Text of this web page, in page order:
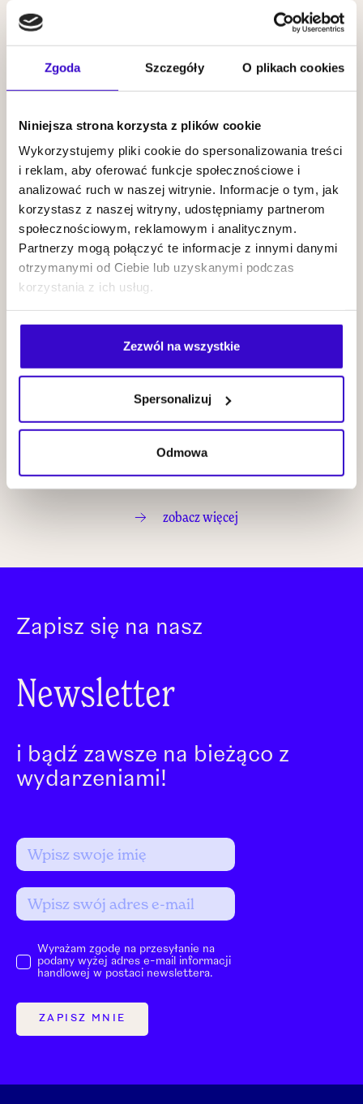
Zgoda Szczegóły O plikach cookies
Niniejsza strona korzysta z plików cookie
Wykorzystujemy pliki cookie do spersonalizowania treści
i reklam, aby oferować funkcje społecznościowe i
analizować ruch w naszej witrynie. Informacje o tym, jak
korzystasz z naszej witryny, udostępniamy partnerom
społecznościowym, reklamowym i analitycznym.
Partnerzy mogą połączyć te informacje z innymi danymi
otrzymanymi od Ciebie lub uzyskanymi podczas
korzystania z ich usług.
Zezwól na wszystkie
Spersonalizuj
Odmowa
20.09
Wiesław
Prządka Three
Cities Project
KUP BILET
25.09
20:00
NOWI MISTRZOWIE
SUFERI &
Heliodoro
KUP BILET
zobacz więcej
Zapisz się na nasz
Newsletter
i bądź zawsze na bieżąco z
wydarzeniami!
Wyrażam zgodę na przesyłanie na
podany wyżej adres e-mail informacji
handlowej w postaci newslettera.
ZAPISZ MNIE